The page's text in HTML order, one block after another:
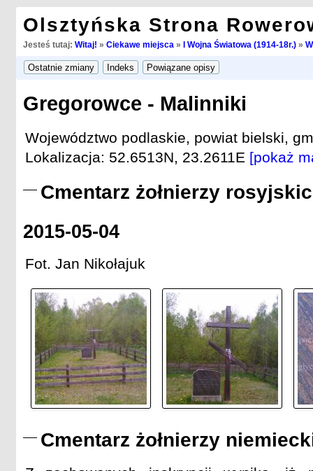
Olsztyńska Strona
Jesteś tutaj: Witaj! » Ciekawe miejsca » I Wojna Światowa (1914-18r.)»
Gregorowce - Malinniki
Województwo podlaskie, powiat bielski,
Lokalizacja: 52.6513N, 23.2611E [pokaż
Cmentarz żołnierzy
2015-05-04
Fot. Jan Nikołajuk
Cmentarz żołnierzy